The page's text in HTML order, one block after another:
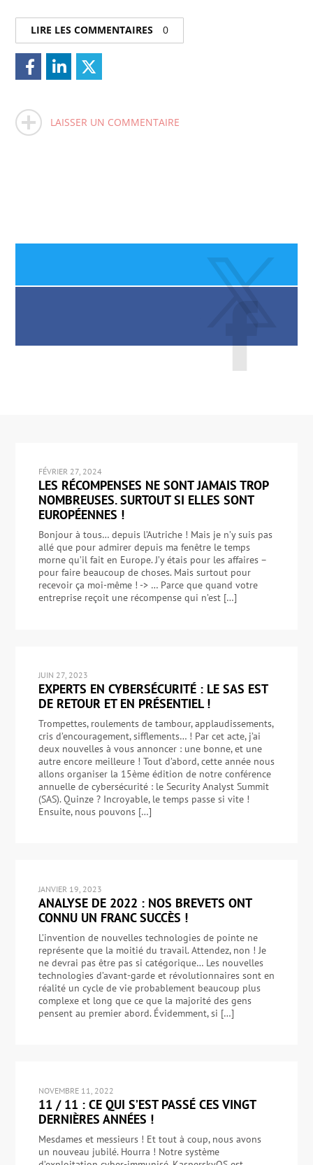
LIRE LES COMMENTAIRES 0
LAISSER UN COMMENTAIRE
FÉVRIER 27, 2024
LES RÉCOMPENSES NE SONT JAMAIS TROP
NOMBREUSES. SURTOUT SI ELLES SONT
EUROPÉENNES !
Bonjour à tous… depuis l’Autriche ! Mais je n’y suis pas
allé que pour admirer depuis ma fenêtre le temps
morne qu’il fait en Europe. J’y étais pour les affaires –
pour faire beaucoup de choses. Mais surtout pour
recevoir ça moi-même ! -> … Parce que quand votre
entreprise reçoit une récompense qui n’est […]
JUIN 27, 2023
EXPERTS EN CYBERSÉCURITÉ : LE SAS EST
DE RETOUR ET EN PRÉSENTIEL !
Trompettes, roulements de tambour, applaudissements,
cris d’encouragement, sifflements… ! Par cet acte, j’ai
deux nouvelles à vous annoncer : une bonne, et une
autre encore meilleure ! Tout d’abord, cette année nous
allons organiser la 15ème édition de notre conférence
annuelle de cybersécurité : le Security Analyst Summit
(SAS). Quinze ? Incroyable, le temps passe si vite !
Ensuite, nous pouvons […]
JANVIER 19, 2023
ANALYSE DE 2022 : NOS BREVETS ONT
CONNU UN FRANC SUCCÈS !
L’invention de nouvelles technologies de pointe ne
représente que la moitié du travail. Attendez, non ! Je
ne devrai pas être pas si catégorique… Les nouvelles
technologies d’avant-garde et révolutionnaires sont en
réalité un cycle de vie probablement beaucoup plus
complexe et long que ce que la majorité des gens
pensent au premier abord. Évidemment, si […]
NOVEMBRE 11, 2022
11 / 11 : CE QUI S’EST PASSÉ CES VINGT
DERNIÈRES ANNÉES !
Mesdames et messieurs ! Et tout à coup, nous avons
un nouveau jubilé. Hourra ! Notre système